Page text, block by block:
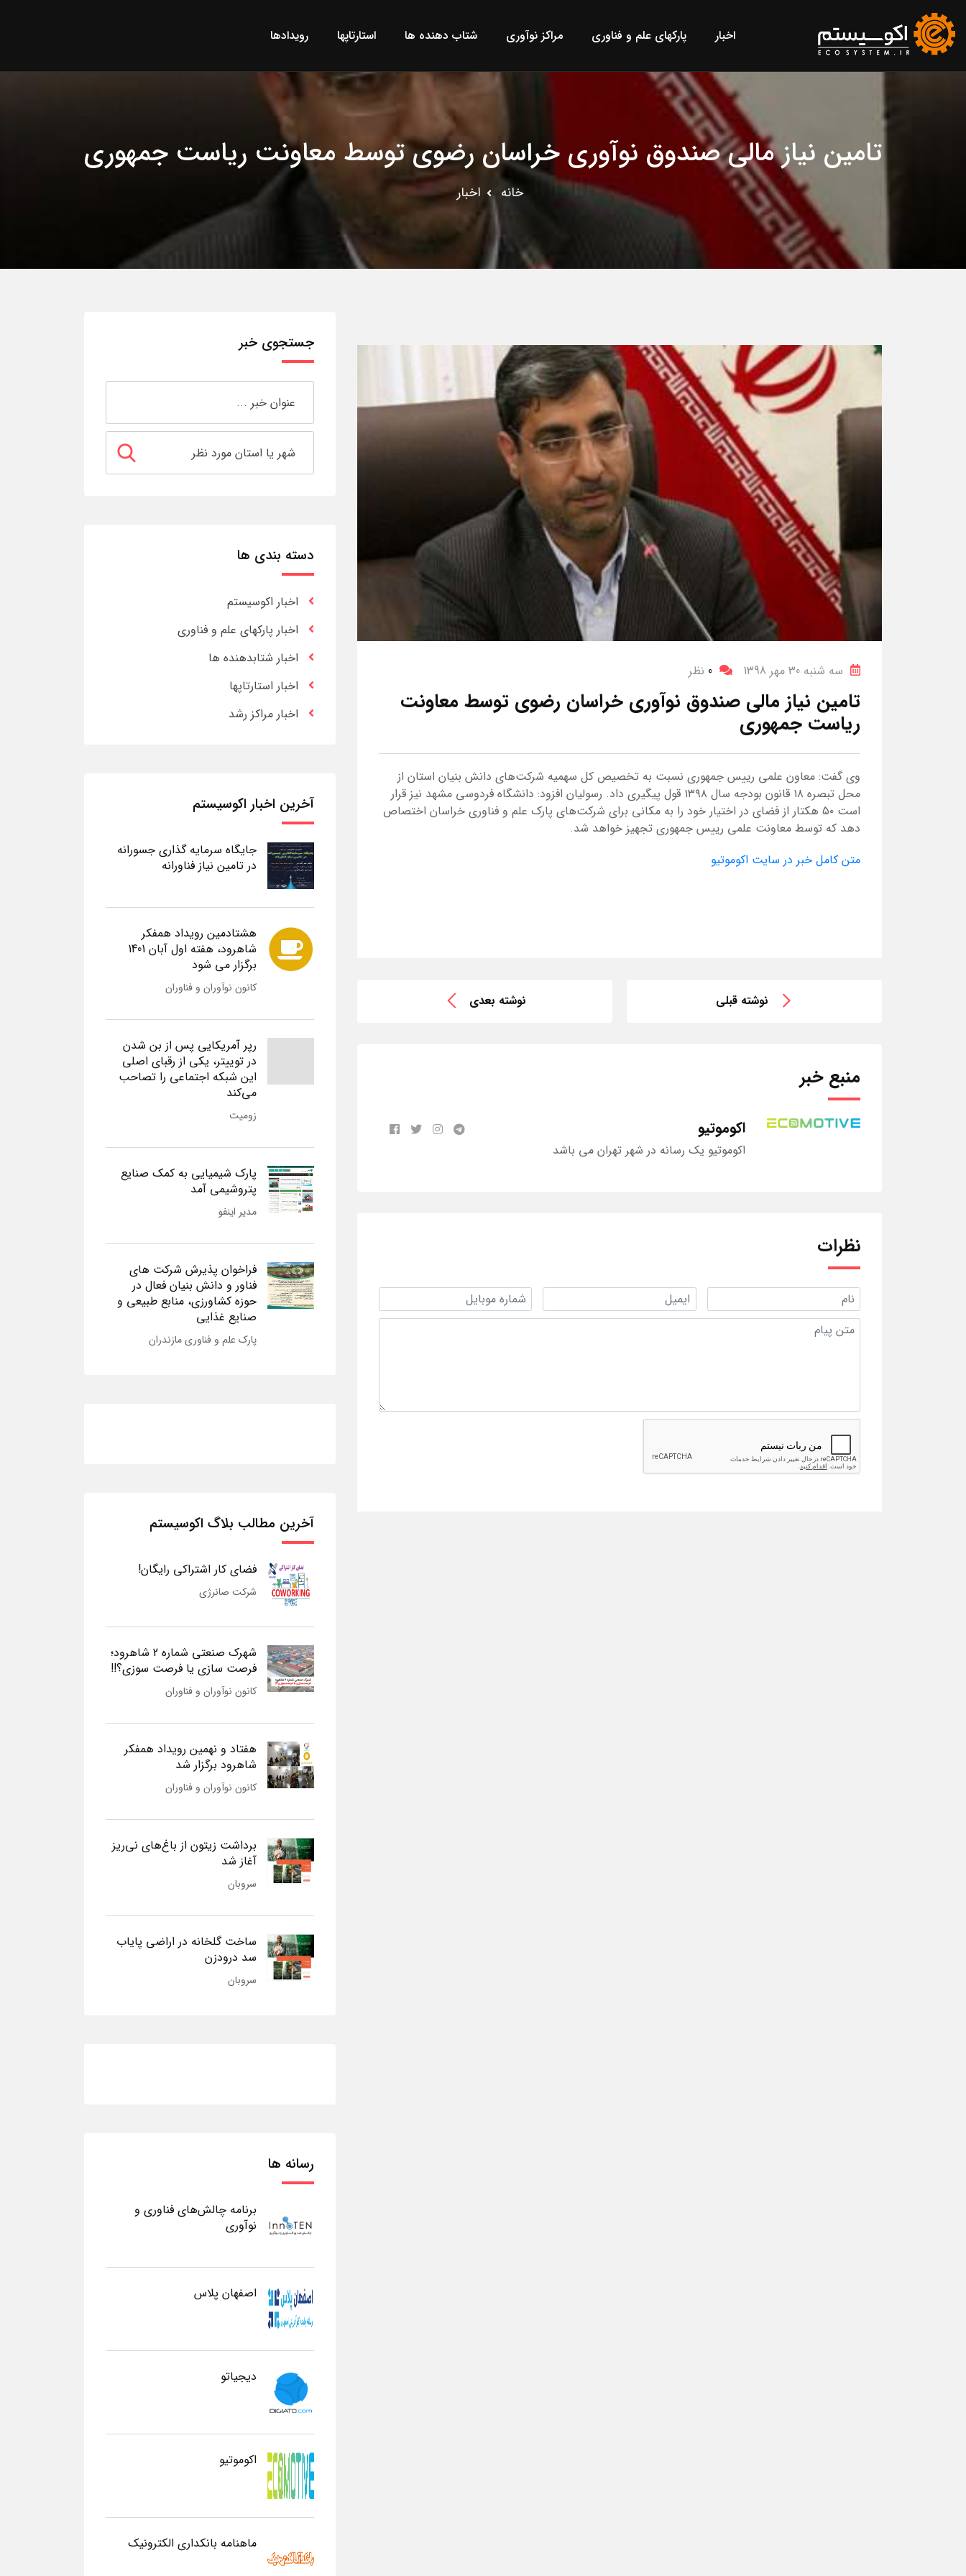
اخبار پارکهای علم و فناوری مراکز نوآوری شتاب دهنده ها استارتاپها رویدادها
تامین نیاز مالی صندوق نوآوری خراسان رضوی توسط معاونت ریاست جمهوری
خانه اخبار
سه شنبه 30 مهر 1398 0 نظر
تامین نیاز مالی صندوق نوآوری خراسان رضوی توسط معاونت
ریاست جمهوری
وی گفت: معاون علمی رییس جمهوری نسبت به تخصیص کل سهمیه شرکت‌های دانش بنیان استان از
محل تبصره ۱۸ قانون بودجه سال ۱۳۹۸ قول پیگیری داد. رسولیان افزود: دانشگاه فردوسی مشهد نیز قرار
است ۵۰ هکتار از فضای در اختیار خود را به مکانی برای شرکت‌های پارک علم و فناوری خراسان اختصاص
دهد که توسط معاونت علمی رییس جمهوری تجهیز خواهد شد.
متن کامل خبر در سایت اکوموتیو
نوشته قبلی نوشته بعدی
منبع خبر
اکوموتیو
اکوموتیو یک رسانه در شهر تهران می باشد
نظرات
جستجوی خبر
دسته بندی ها
اخبار اکوسیستم
اخبار پارکهای علم و فناوری
اخبار شتابدهنده ها
اخبار استارتاپها
اخبار مراکز رشد
آخرین اخبار اکوسیستم
جایگاه سرمایه گذاری جسورانه
در تامین نیاز فناورانه
هشتادمین رویداد همفکر
شاهرود، هفته اول آبان 1401
برگزار می شود
کانون نوآوران و فناوران
رپر آمریکایی پس از بن شدن
در توییتر، یکی از رقبای اصلی
این شبکه اجتماعی را تصاحب
می‌کند
زومیت
پارک شیمیایی به کمک صنایع
پتروشیمی آمد
مدیر اینفو
فراخوان پذیرش شرکت های
فناور و دانش بنیان فعال در
حوزه کشاورزی، منابع طبیعی و
صنایع غذایی
پارک علم و فناوری مازندران
آخرین مطالب بلاگ اکوسیستم
فضای کار اشتراکی رایگان!
شرکت صانرژی
شهرک صنعتی شماره 2 شاهرود؛
فرصت سازی یا فرصت سوزی؟!!
کانون نوآوران و فناوران
هفتاد و نهمین رویداد همفکر
شاهرود برگزار شد
کانون نوآوران و فناوران
برداشت زیتون از باغ‌های نی‌ریز
آغاز شد
سروبان
ساخت گلخانه در اراضی پایاب
سد درودزن
سروبان
رسانه ها
برنامه چالش‌های فناوری و
نوآوری
اصفهان پلاس
دیجیاتو
اکوموتیو
ماهنامه بانکداری الکترونیک